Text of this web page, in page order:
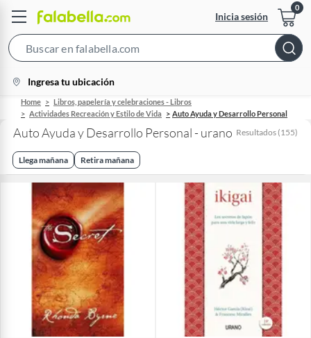
Inicia sesión
Bar
location-
icon
Ingresa tu ubicación
Home
Libros, papelería y celebraciones - Libros
Actividades Recreación y Estilo de Vida
Auto Ayuda y Desarrollo Personal
Auto Ayuda y Desarrollo Personal - urano Resultados (155)
Llega mañana Retira mañana